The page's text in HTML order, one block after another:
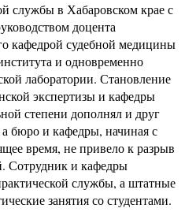
службы в Хабаровском крае с
доцента
кафедрой судебной медицины
и одновременно
лаборатории. Становление
экспертизы и кафедры
степени дополнял и друг
а бюро и кафедры, начиная с
время, не привело к разрыв
Сотрудник и кафедры
службы, а штатные
занятия со студентами.